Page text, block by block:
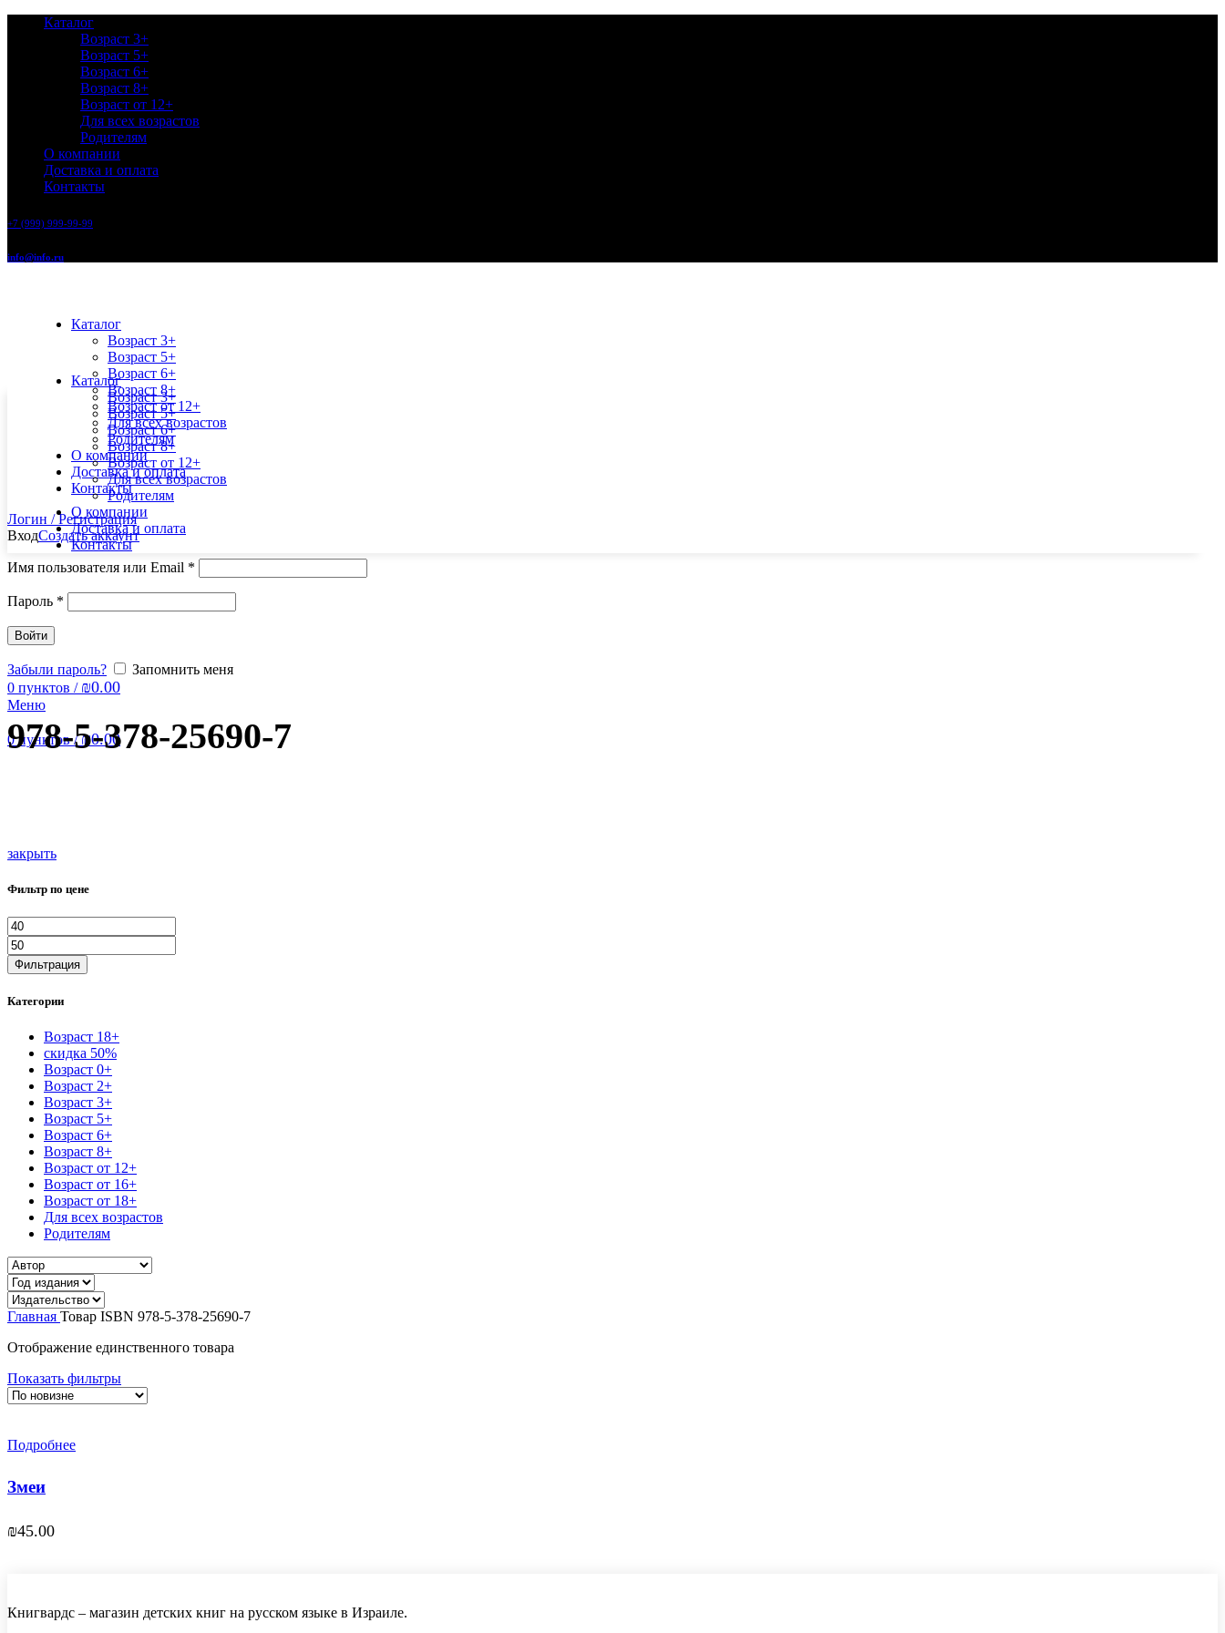
Каталог
Возраст 3+
Возраст 5+
Возраст 6+
Возраст 8+
Возраст от 12+
Для всех возрастов
Родителям
О компании
Доставка и оплата
Контакты
+7 (999) 999-99-99
info@info.ru
Каталог
Возраст 3+
Возраст 5+
Возраст 6+
Возраст 8+
Возраст от 12+
Для всех возрастов
Родителям
О компании
Доставка и оплата
Контакты
Логин / Регистрация
ВходСоздать аккаунт
Имя пользователя или Email *
Пароль *
Войти
Забыли пароль?
Запомнить меня
0 пунктов / ₪0.00
Меню
0пунктов / ₪0.00
Каталог
Возраст 3+
Возраст 5+
Возраст 6+
Возраст 8+
Возраст от 12+
Для всех возрастов
Родителям
О компании
Доставка и оплата
Контакты
978-5-378-25690-7
закрыть
Фильтр по цене
Минимальная
цена
цена
Фильтрация
Категории
Возраст 18+
скидка 50%
Возраст 0+
Возраст 2+
Возраст 3+
Возраст 5+
Возраст 6+
Возраст 8+
Возраст от 12+
Возраст от 16+
Возраст от 18+
Для всех возрастов
Родителям
Главная Товар ISBN 978-5-378-25690-7
Отображение единственного товара
Показать фильтры
Подробнее
Змеи
₪45.00
Книгвардс – магазин детских книг на русском языке в Израиле.